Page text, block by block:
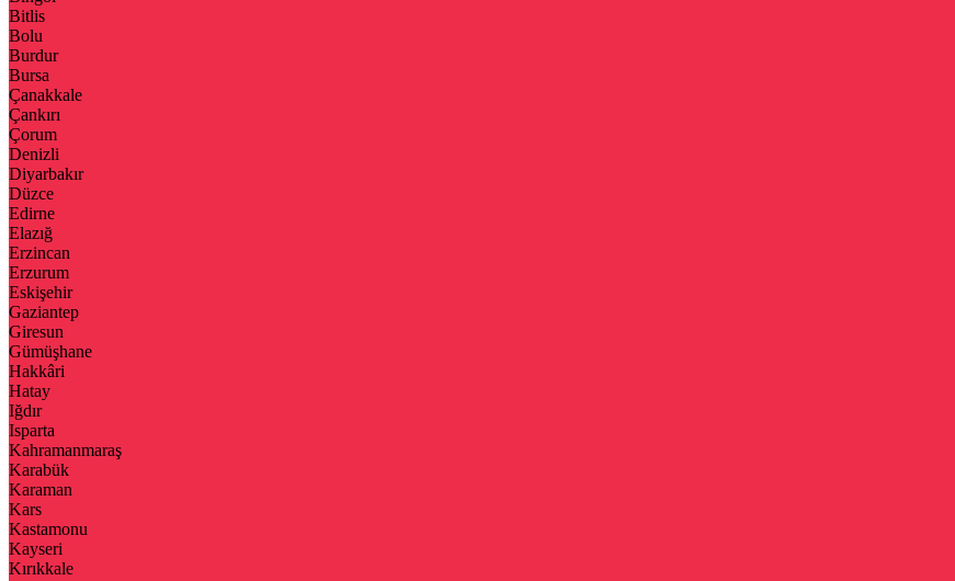
Bitlis
Bolu
Burdur
Bursa
Çanakkale
Çankırı
Çorum
Denizli
Diyarbakır
Düzce
Edirne
Elazığ
Erzincan
Erzurum
Eskişehir
Gaziantep
Giresun
Gümüşhane
Hakkâri
Hatay
Iğdır
Isparta
Kahramanmaraş
Karabük
Karaman
Kars
Kastamonu
Kayseri
Kırıkkale